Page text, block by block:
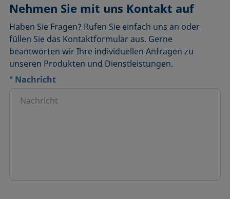
Nehmen Sie mit uns Kontakt auf
Haben Sie Fragen? Rufen Sie einfach uns an oder
füllen Sie das Kontaktformular aus. Gerne
beantworten wir Ihre individuellen Anfragen zu
unseren Produkten und Dienstleistungen.
* Nachricht